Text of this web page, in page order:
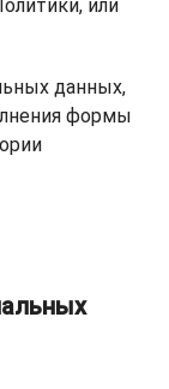
или
данных,
формы